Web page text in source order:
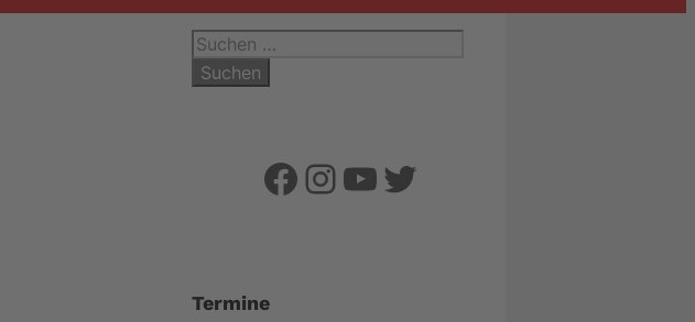
Suchen
nach:
Facebook
Instagram
YouTube
Twitter
Termine